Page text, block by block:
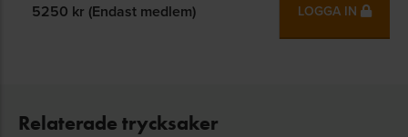
5250 kr (Endast medlem) LOGGA IN
Relaterade trycksaker